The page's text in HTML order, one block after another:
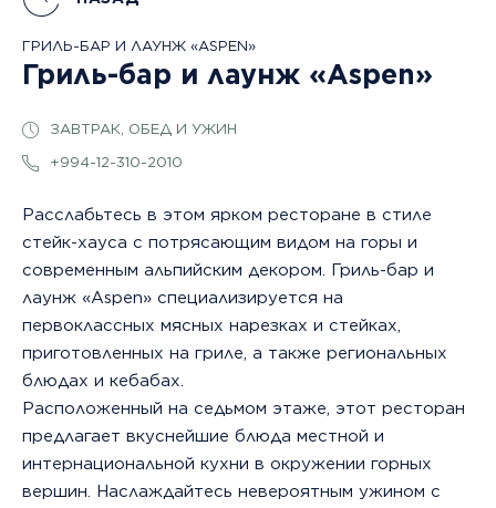
ГРИЛЬ-БАР И ЛАУНЖ «ASPEN»
Гриль-бар и лаунж «Aspen»
ЗАВТРАК, ОБЕД И УЖИН
+994-12-310-2010
Расслабьтесь в этом ярком ресторане в стиле
стейк-хауса с потрясающим видом на горы и
современным альпийским декором. Гриль-бар и
лаунж «Aspen» специализируется на
первоклассных мясных нарезках и стейках,
приготовленных на гриле, а также региональных
блюдах и кебабах.
Расположенный на седьмом этаже, этот ресторан
предлагает вкуснейшие блюда местной и
интернациональной кухни в окружении горных
вершин. Наслаждайтесь невероятным ужином с
Азербайджан.
Откройте
волшебный
горный
горнолыжный
курорт
увлекательными
занятиями,
катания
лыжах
пеших